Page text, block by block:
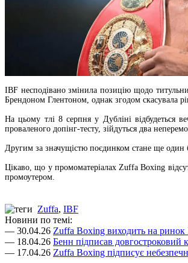
IBF несподівано змінила позицію щодо
Брендоном Глентоном, однак згодом скасувала
На цьому тлі 8 серпня у Дубліні відбудеться
проваленого допінг-тесту, зійдуться два
Другим за значущістю поєдинком стане ще один
Цікаво, що у промоматеріалах Zuffa Boxing
промоутером.
Zuffa, IBF
Новини по темі:
— 30.04.26 Zuffa Boxing виходить на ринок
— 18.04.26 Бенн підписав довгостроковий
— 17.04.26 Zuffa Boxing підписує